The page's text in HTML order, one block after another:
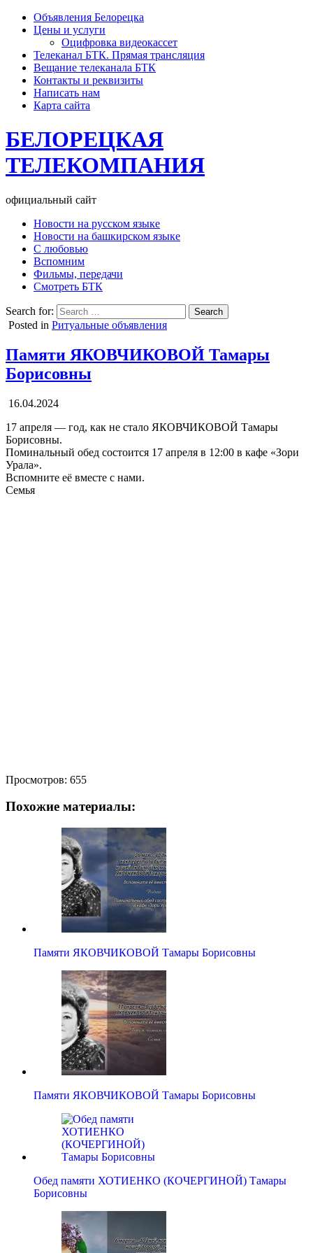
Объявления Белорецка
Цены и услуги
Оцифровка видеокассет
Телеканал БТК. Прямая трансляция
Вещание телеканала БТК
Контакты и реквизиты
Написать нам
Карта сайта
БЕЛОРЕЦКАЯ
ТЕЛЕКОМПАНИЯ
официальный сайт
Новости на русском языке
Новости на башкирском языке
С любовью
Вспомним
Фильмы, передачи
Смотреть БТК
Search for:
Posted in Ритуальные объявления
Памяти ЯКОВЧИКОВОЙ Тамары
Борисовны
16.04.2024
17 апреля — год, как не стало ЯКОВЧИКОВОЙ Тамары
Борисовны.
Поминальный обед состоится 17 апреля в 12:00 в кафе «Зори
Урала».
Вспомните её вместе с нами.
Семья
Просмотров: 655
Похожие материалы:
Памяти ЯКОВЧИКОВОЙ Тамары Борисовны
Памяти ЯКОВЧИКОВОЙ Тамары Борисовны
Обед памяти ХОТИЕНКО (КОЧЕРГИНОЙ) Тамары
Борисовны